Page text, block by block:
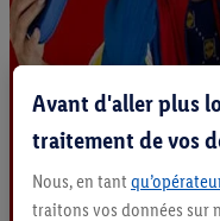
Avant d'aller plus
traitement de vos
Nous, en tant
traitons vos données sur